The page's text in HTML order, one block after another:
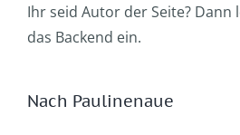
Ihr seid Autor der Seite? Dann
das Backend ein.
Nach Paulinenaue